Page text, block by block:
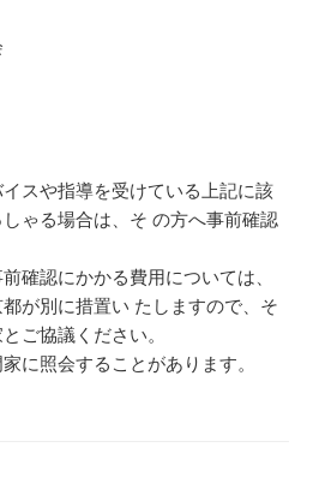
スや指導を受けている上記に該
ゃる場合は、そ の方へ事前確認
確認にかかる費用については、
が別に措置い たしますので、そ
ご協議ください。
に照会することがあります。